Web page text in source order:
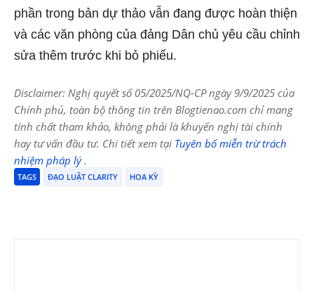
phần trong bản dự thảo vẫn đang được hoàn thiện
và các văn phòng của đảng Dân chủ yêu cầu chỉnh
sửa thêm trước khi bỏ phiếu.
Disclaimer: Nghị quyết số 05/2025/NQ-CP ngày 9/9/2025 của
Chính phủ, toàn bộ thông tin trên Blogtienao.com chỉ mang
tính chất tham khảo, không phải là khuyến nghị tài chính
hay tư vấn đầu tư. Chi tiết xem tại Tuyên bố miễn trừ trách
nhiệm pháp lý.
TAGS ĐẠO LUẬT CLARITY HOA KỲ